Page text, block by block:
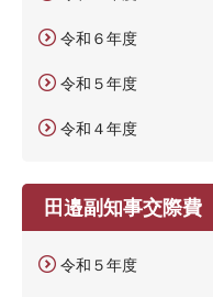
令和６年度
令和５年度
令和４年度
田邉副知事交際費
令和５年度